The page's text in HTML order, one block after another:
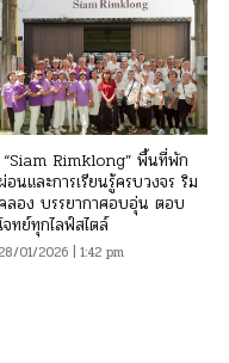
“Siam Rimklong” พื้นที่พัก
อนและการเรียนรู้ครบวงจร ริม
ลอง บรรยากาศอบอุ่น ตอบ
จทย์ทุกไลฟ์สไตล์
28/01/2026 | 1:42 pm